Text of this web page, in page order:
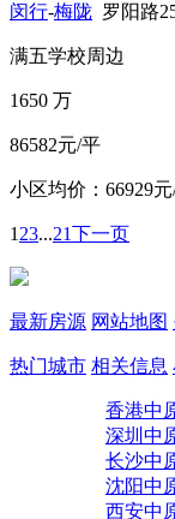
闵行-梅陇 罗阳路
满五学校周边
1650 万
86582元/平
小区均价：66929
1 23...21下一页
最新房源 网站地图
热门城市 相关信息
香港中
深圳中
长沙中
沈阳中
西安中